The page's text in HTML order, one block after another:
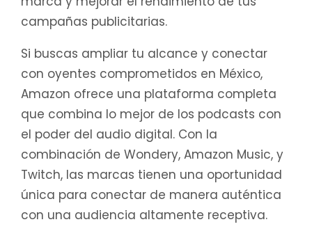
campañas publicitarias.
Si buscas ampliar tu alcance y conectar
con oyentes comprometidos en México,
Amazon ofrece una plataforma completa
que combina lo mejor de los podcasts con
el poder del audio digital. Con la
combinación de Wondery, Amazon Music, y
Twitch, las marcas tienen una oportunidad
única para conectar de manera auténtica
con una audiencia altamente receptiva.